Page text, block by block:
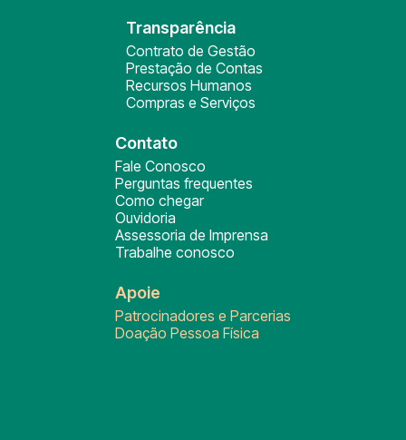
Transparência
Contrato de Gestão
Prestação de Contas
Recursos Humanos
Compras e Serviços
Contato
Fale Conosco
Perguntas frequentes
Como chegar
Ouvidoria
Assessoria de Imprensa
Trabalhe conosco
Apoie
Patrocinadores e Parcerias
Doação Pessoa Física